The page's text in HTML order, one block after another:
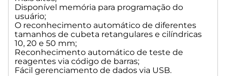
Disponível memória para programação do
usuário;
O reconhecimento automático de diferentes
tamanhos de cubeta retangulares e cilíndricas
10, 20 e 50 mm;
Reconhecimento automático de teste de
reagentes via código de barras;
Fácil gerenciamento de dados via USB.